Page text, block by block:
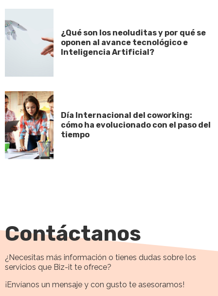
¿Qué son los neoluditas y por qué se
oponen al avance tecnológico e
Inteligencia Artificial?
Día Internacional del coworking:
cómo ha evolucionado con el paso del
tiempo
Contáctanos
¿Necesitas más información o tienes dudas sobre los
servicios que Biz-it te ofrece?
¡Envíanos un mensaje y con gusto te asesoramos!